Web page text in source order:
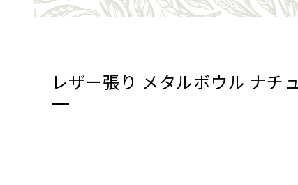
レザー張り メタルボウル ナチ